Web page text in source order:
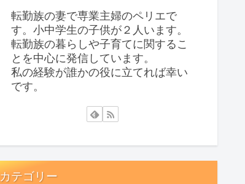
転勤族の妻で専業主婦のペリエで
す。小中学生の子供が２人います。
転勤族の暮らしや子育てに関するこ
とを中心に発信しています。
私の経験が誰かの役に立てれば幸い
です。
カテゴリー